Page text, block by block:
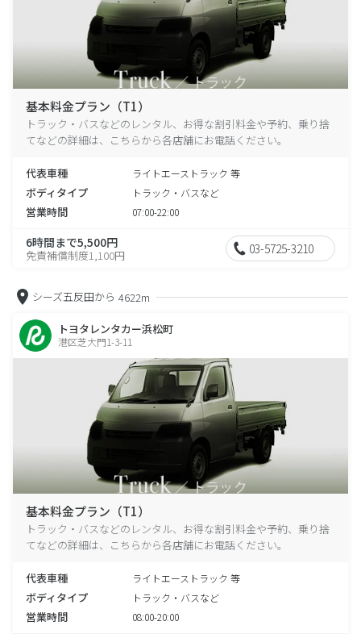
基本料金プラン（T1）
トラック・バスなどのレンタル、お得な割引料金や予約、乗り捨
てなどの詳細は、こちらから各店舗にお電話ください。
代表車種 ライトエーストラック 等
ボディタイプ トラック・バスなど
営業時間 07:00-22:00
6時間まで5,500円
免責補償制度1,100円 03-5725-3210
シーズ五反田から 4622m
トヨタレンタカー浜松町
港区芝大門1-3-11
基本料金プラン（T1）
トラック・バスなどのレンタル、お得な割引料金や予約、乗り捨
てなどの詳細は、こちらから各店舗にお電話ください。
代表車種 ライトエーストラック 等
ボディタイプ トラック・バスなど
営業時間 08:00-20:00